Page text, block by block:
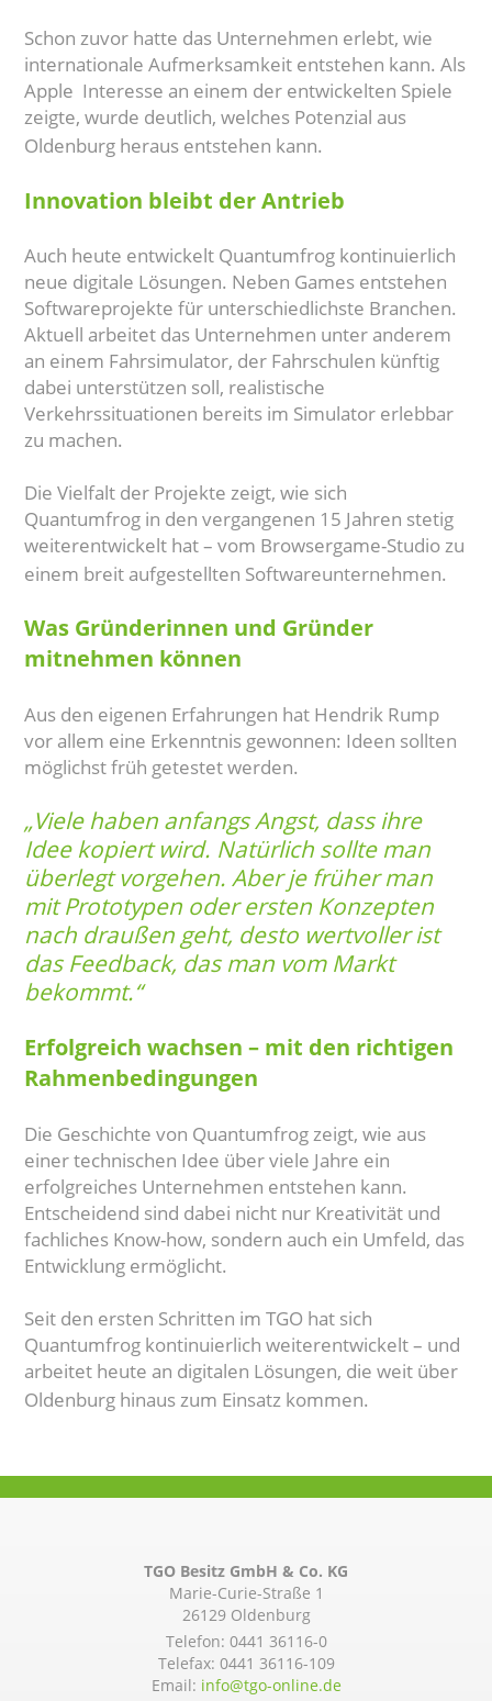
Schon zuvor hatte das Unternehmen erlebt, wie
internationale Aufmerksamkeit entstehen kann. Als
Apple Interesse an einem der entwickelten Spiele
zeigte, wurde deutlich, welches Potenzial aus
Oldenburg heraus entstehen kann.
Innovation bleibt der Antrieb
Auch heute entwickelt Quantumfrog kontinuierlich
neue digitale Lösungen. Neben Games entstehen
Softwareprojekte für unterschiedlichste Branchen.
Aktuell arbeitet das Unternehmen unter anderem
an einem Fahrsimulator, der Fahrschulen künftig
dabei unterstützen soll, realistische
Verkehrssituationen bereits im Simulator erlebbar
zu machen.
Die Vielfalt der Projekte zeigt, wie sich
Quantumfrog in den vergangenen 15 Jahren stetig
weiterentwickelt hat – vom Browsergame-Studio zu
einem breit aufgestellten Softwareunternehmen.
Was Gründerinnen und Gründer
mitnehmen können
Aus den eigenen Erfahrungen hat Hendrik Rump
vor allem eine Erkenntnis gewonnen: Ideen sollten
möglichst früh getestet werden.
„Viele haben anfangs Angst, dass ihre
Idee kopiert wird. Natürlich sollte man
überlegt vorgehen. Aber je früher man
mit Prototypen oder ersten Konzepten
nach draußen geht, desto wertvoller ist
das Feedback, das man vom Markt
bekommt.“
Erfolgreich wachsen – mit den richtigen
Rahmenbedingungen
Die Geschichte von Quantumfrog zeigt, wie aus
einer technischen Idee über viele Jahre ein
erfolgreiches Unternehmen entstehen kann.
Entscheidend sind dabei nicht nur Kreativität und
fachliches Know-how, sondern auch ein Umfeld, das
Entwicklung ermöglicht.
Seit den ersten Schritten im TGO hat sich
Quantumfrog kontinuierlich weiterentwickelt – und
arbeitet heute an digitalen Lösungen, die weit über
Oldenburg hinaus zum Einsatz kommen.
TGO Besitz GmbH & Co. KG
Marie-Curie-Straße 1
26129 Oldenburg
Telefon: 0441 36116-0
Telefax: 0441 36116-109
Email: info@­tgo-online.de